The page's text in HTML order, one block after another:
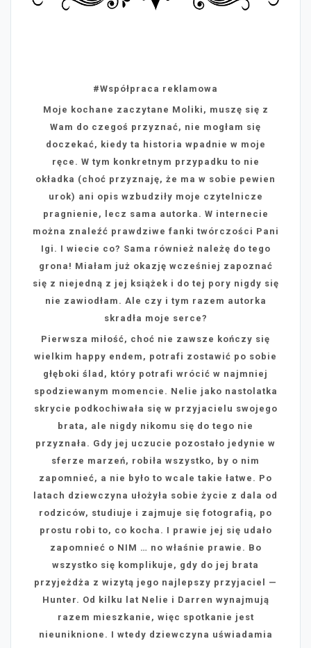
#Współpraca reklamowa
Moje kochane zaczytane Moliki, muszę się z
Wam do czegoś przyznać, nie mogłam się
doczekać, kiedy ta historia wpadnie w moje
ręce. W tym konkretnym przypadku to nie
okładka (choć przyznaję, że ma w sobie pewien
urok) ani opis wzbudziły moje czytelnicze
pragnienie, lecz sama autorka. W internecie
można znaleźć prawdziwe fanki twórczości Pani
Igi. I wiecie co? Sama również należę do tego
grona! Miałam już okazję wcześniej zapoznać
się z niejedną z jej książek i do tej pory nigdy się
nie zawiodłam. Ale czy i tym razem autorka
skradła moje serce?
Pierwsza miłość, choć nie zawsze kończy się
wielkim happy endem, potrafi zostawić po sobie
głęboki ślad, który potrafi wrócić w najmniej
spodziewanym momencie. Nelie jako nastolatka
skrycie podkochiwała się w przyjacielu swojego
brata, ale nigdy nikomu się do tego nie
przyznała. Gdy jej uczucie pozostało jedynie w
sferze marzeń, robiła wszystko, by o nim
zapomnieć, a nie było to wcale takie łatwe. Po
latach dziewczyna ułożyła sobie życie z dala od
rodziców, studiuje i zajmuje się fotografią, po
prostu robi to, co kocha. I prawie jej się udało
zapomnieć o NIM … no właśnie prawie. Bo
wszystko się komplikuje, gdy do jej brata
przyjeżdża z wizytą jego najlepszy przyjaciel —
Hunter. Od kilku lat Nelie i Darren wynajmują
razem mieszkanie, więc spotkanie jest
nieuniknione. I wtedy dziewczyna uświadamia